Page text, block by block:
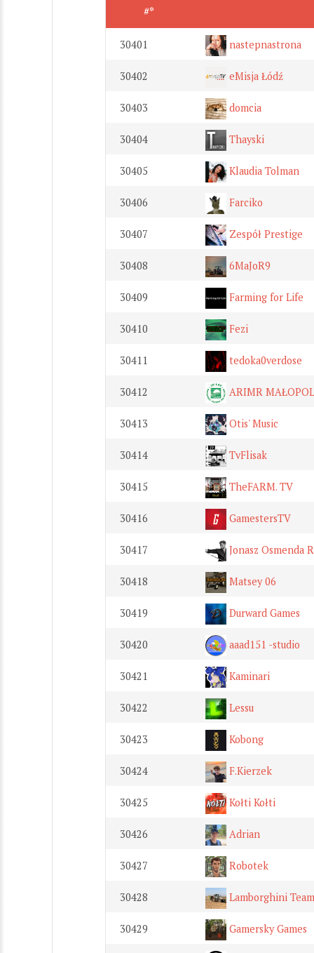
#*
30401 nastepnastrona
30402 eMisja Łódź
30403 domcia
30404 Thayski
30405 Klaudia Tolman
30406 Farciko
30407 Zespół Prestige
30408 6MaJoR9
30409 Farming for Life
30410 Fezi
30411 tedoka0verdose
30412 ARIMR
30413 Otis' Music
30414 TvFlisak
30415 TheFARM. TV
30416 GamestersTV
30417 Jonasz Osmenda
30418 Matsey 06
30419 Durward Games
30420 aaad151 -studio
30421 Kaminari
30422 Lessu
30423 Kobong
30424 F.Kierzek
30425 Kołti Kołti
30426 Adrian
30427 Robotek
30428 Lamborghini Team
30429 Gamersky Games